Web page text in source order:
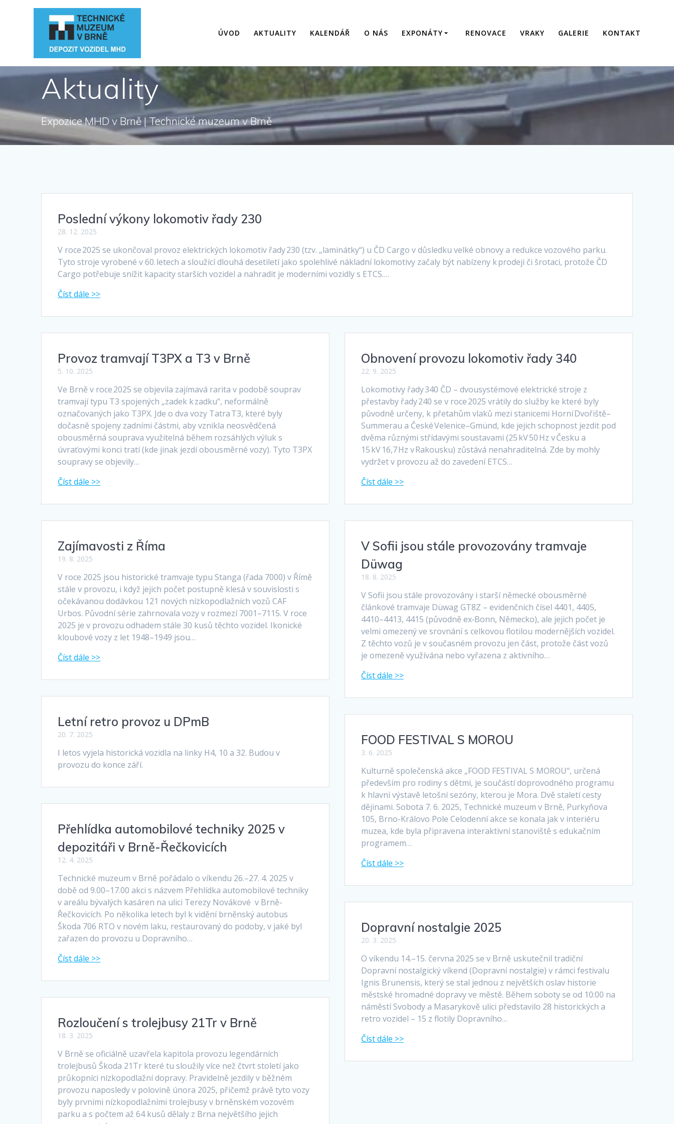
Přeskočit
ÚVOD AKTUALITY KALENDÁŘ O NÁS EXPONÁTY RENOVACE VRAKY GALERIE KONTAKT
Aktuality
Expozice MHD v Brně | Technické muzeum v Brně
Poslední výkony lokomotiv řady 230
28. 12. 2025
V roce 2025 se ukončoval provoz elektrických lokomotiv řady 230 (tzv. „laminátky“) u ČD Cargo v důsledku velké obnovy a redukce vozového parku.
Tyto stroje vyrobené v 60. letech a sloužící dlouhá desetiletí jako spolehlivé nákladní lokomotivy začaly být nabízeny k prodeji či šrotaci, protože ČD
Cargo potřebuje snížit kapacity starších vozidel a nahradit je moderními vozidly s ETCS.…
Provoz tramvají T3PX a T3 v Brně
5. 10. 2025
Ve Brně v roce 2025 se objevila zajímavá rarita v podobě souprav
tramvají typu T3 spojených „zadek k zadku“, neformálně
označovaných jako T3PX. Jde o dva vozy Tatra T3, které byly
dočasně spojeny zadními částmi, aby vznikla neosvědčená
obousměrná souprava využitelná během rozsáhlých výluk s
úvraťovými konci tratí (kde jinak jezdí obousměrné vozy). Tyto T3PX
soupravy se objevily…
Obnovení provozu lokomotiv řady 340
22. 9. 2025
Lokomotivy řady 340 ČD – dvousystémové elektrické stroje z
přestavby řady 240 se v roce 2025 vrátily do služby ke které byly
původně určeny, k přetahům vlaků mezi stanicemi Horní Dvořiště–
Summerau a České Velenice–Gmünd, kde jejich schopnost jezdit pod
dvěma různými střídavými soustavami (25 kV 50 Hz v Česku a
15 kV 16,7 Hz v Rakousku) zůstává nenahraditelná. Zde by mohly
vydržet v provozu až do zavedení ETCS…
Zajímavosti z Říma
19. 8. 2025
V roce 2025 jsou historické tramvaje typu Stanga (řada 7000) v Římě
stále v provozu, i když jejich počet postupně klesá v souvislosti s
očekávanou dodávkou 121 nových nízkopodlažních vozů CAF
Urbos. Původní série zahrnovala vozy v rozmezí 7001–7115. V roce
2025 je v provozu odhadem stále 30 kusů těchto vozidel. Ikonické
kloubové vozy z let 1948–1949 jsou…
V Sofii jsou stále provozovány tramvaje
Düwag
18. 8. 2025
V Sofii jsou stále provozovány i starší německé obousměrné
článkové tramvaje Düwag GT8Z – evidenčních čísel 4401, 4405,
4410–4413, 4415 (původně ex‑Bonn, Německo), ale jejich počet je
velmi omezený ve srovnání s celkovou flotilou modernějších vozidel.
Z těchto vozů je v současném provozu jen část, protože část vozů
je omezeně využívána nebo vyřazena z aktivního…
Letní retro provoz u DPmB
20. 7. 2025
I letos vyjela historická vozidla na linky H4, 10 a 32. Budou v
provozu do konce září.
FOOD FESTIVAL S MOROU
3. 6. 2025
Kulturně společenská akce „FOOD FESTIVAL S MOROU“, určená
především pro rodiny s dětmi, je součástí doprovodného programu
k hlavní výstavě letošní sezóny, kterou je Mora. Dvě staletí cesty
dějinami. Sobota 7. 6. 2025, Technické muzeum v Brně, Purkyňova
105, Brno-Královo Pole Celodenní akce se konala jak v interiéru
muzea, kde byla připravena interaktivní stanoviště s edukačním
programem…
Přehlídka automobilové techniky 2025 v
depozitáři v Brně-Řečkovicích
12. 4. 2025
Technické muzeum v Brně pořádalo o víkendu 26.–27. 4. 2025 v
době od 9.00–17.00 akci s názvem Přehlídka automobilové techniky
v areálu bývalých kasáren na ulici Terezy Novákové v Brně-
Řečkovicích. Po několika letech byl k vidění brněnský autobus
Škoda 706 RTO v novém laku, restaurovaný do podoby, v jaké byl
zařazen do provozu u Dopravního…
Dopravní nostalgie 2025
20. 3. 2025
O víkendu 14.–15. června 2025 se v Brně uskutečnil tradiční
Dopravní nostalgický víkend (Dopravní nostalgie) v rámci festivalu
Ignis Brunensis, který se stal jednou z největších oslav historie
městské hromadné dopravy ve městě. Během soboty se od 10:00 na
náměstí Svobody a Masarykově ulici představilo 28 historických a
retro vozidel – 15 z flotily Dopravního…
Rozloučení s trolejbusy 21Tr v Brně
18. 3. 2025
V Brně se oficiálně uzavřela kapitola provozu legendárních
trolejbusů Škoda 21Tr které tu sloužily více než čtvrt století jako
průkopníci nízkopodlažní dopravy. Pravidelně jezdily v běžném
provozu naposledy v polovině února 2025, přičemž právě tyto vozy
byly prvními nízkopodlažními trolejbusy v brněnském vozovém
parku a s počtem až 64 kusů dělaly z Brna největšího jejich